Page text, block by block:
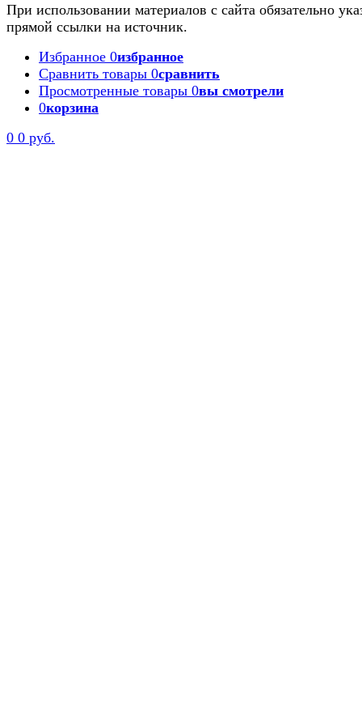
При использовании материалов с сайта обязательно
прямой ссылки на источник.
Избранное 0избранное
Сравнить товары 0сравнить
Просмотренные товары 0вы смотрели
0корзина
0 0 руб.